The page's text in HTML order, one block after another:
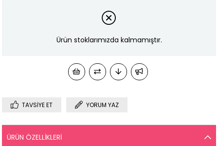
Ürün stoklarımızda kalmamıştır.
TAVSIYE ET YORUM YAZ
ÜRÜN ÖZELLIKLERI